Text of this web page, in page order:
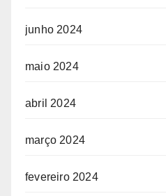
junho 2024
maio 2024
abril 2024
março 2024
fevereiro 2024